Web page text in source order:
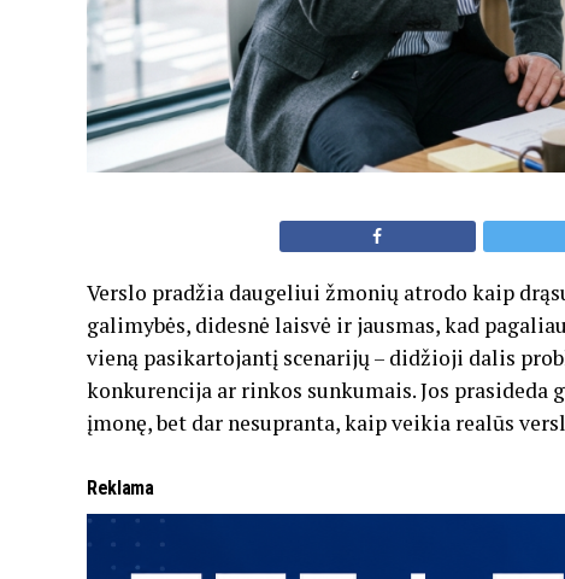
Verslo pradžia daugeliui žmonių atrodo kaip
galimybės, didesnė laisvė ir jausmas, kad
vieną pasikartojantį scenarijų – didžioji dalis
konkurencija ar rinkos sunkumais. Jos
įmonę, bet dar nesupranta, kaip veikia realūs
Reklama